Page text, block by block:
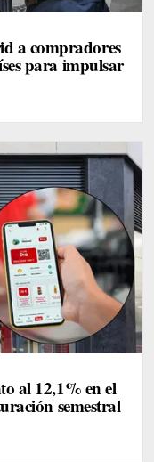
a compradores
para impulsar
al 12,1% en el
semestral